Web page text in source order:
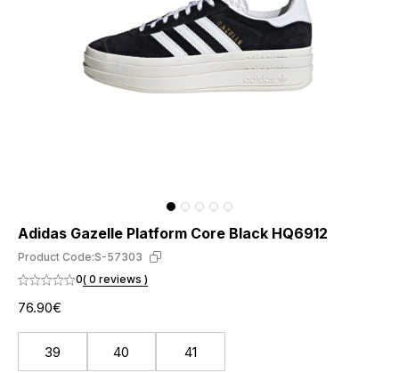
Adidas Gazelle Platform Core Black HQ6912
Product Code:S-57303
0( 0 reviews )
76.90€
39 40 41